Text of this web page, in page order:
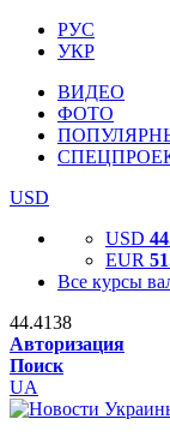
РУС
УКР
ВИДЕО
ФОТО
USD
USD
EUR
Все курсы
44.4138
Авторизация
Поиск
UA